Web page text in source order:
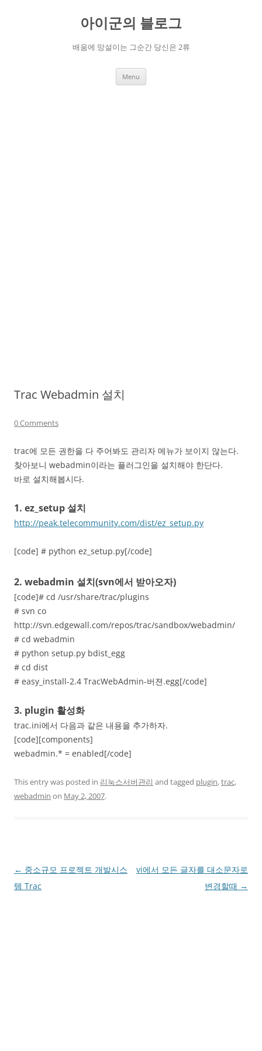
아이군의 블로그
배움에 망설이는 그순간 당신은 2류
Menu
Trac Webadmin 설치
0 Comments
trac에 모든 권한을 다 주어봐도 관리자 메뉴가 보이지 않는다.
찾아보니 webadmin이라는 플러그인을 설치해야 한단다.
바로 설치해봅시다.
1. ez_setup 설치
http://peak.telecommunity.com/dist/ez_setup.py
[code] # python ez_setup.py[/code]
2. webadmin 설치(svn에서 받아오자)
[code]# cd /usr/share/trac/plugins
# svn co
http://svn.edgewall.com/repos/trac/sandbox/webadmin/
# cd webadmin
# python setup.py bdist_egg
# cd dist
# easy_install-2.4 TracWebAdmin-버젼.egg[/code]
3. plugin 활성화
trac.ini에서 다음과 같은 내용을 추가하자.
[code][components]
webadmin.* = enabled[/code]
This entry was posted in 리눅스서버관리 and tagged plugin,trac,
webadmin on May 2, 2007.
Post
navigation
← 중소규모 프로젝트 개발시스
템 Trac
vi에서 모든 글자를 대소문자로
변경할때 →